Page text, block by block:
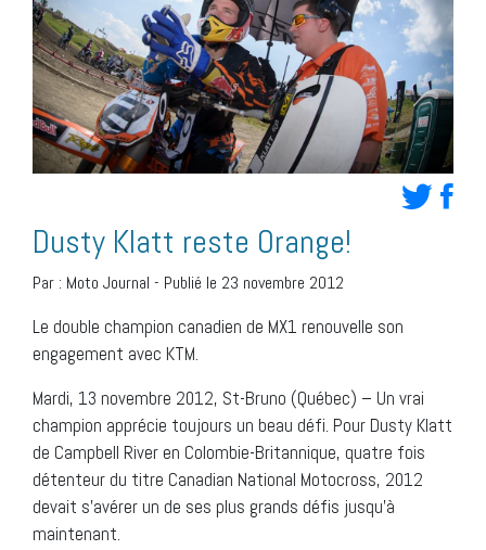
Dusty Klatt reste Orange!
Par : Moto Journal - Publié le 23 novembre 2012
Le double champion canadien de MX1 renouvelle son
engagement avec KTM.
Mardi, 13 novembre 2012, St-Bruno (Québec) – Un vrai
champion apprécie toujours un beau défi. Pour Dusty Klatt
de Campbell River en Colombie-Britannique, quatre fois
détenteur du titre Canadian National Motocross, 2012
devait s’avérer un de ses plus grands défis jusqu’à
maintenant.